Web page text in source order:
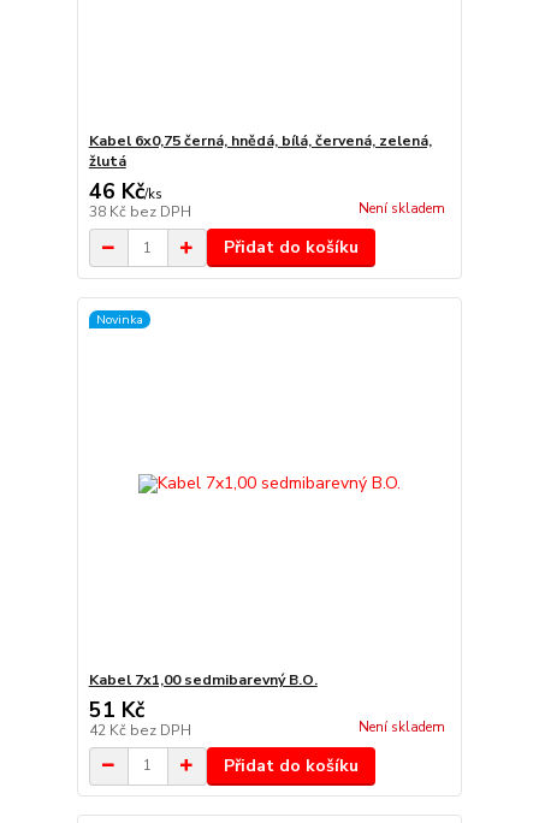
Kabel 6x0,75 černá, hnědá, bílá, červená, zelená,
žlutá
46 Kč/ks
38 Kč bez DPH Není skladem
Přidat do košíku
Novinka
Kabel 7x1,00 sedmibarevný B.O.
51 Kč
42 Kč bez DPH Není skladem
Přidat do košíku